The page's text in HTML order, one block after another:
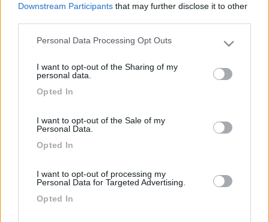
Downstream Participants that may further disclose it to other
Please note that this website/app uses one or more Google
not limited to your visit or usage behaviour. You may click to
use your data for below specified purposes in below Google
Personal Data Processing Opt Outs
I want to opt-out of the Sharing of my
personal data.
Opted In
I want to opt-out of the Sale of my
Personal Data.
Opted In
I want to opt-out of processing my
Personal Data for Targeted Advertising.
Opted In
gruppo trigano, ora producono mezzi con strutture molto più
711
Inserito il
Io ho un mille Alabama del 2010 e mi trovo benissimo.
fa bene il suo dovere. Fino ad ora tutto bene. Però considera
che io non vado sulla neve dove alcuni dicono non dia il
massimo.